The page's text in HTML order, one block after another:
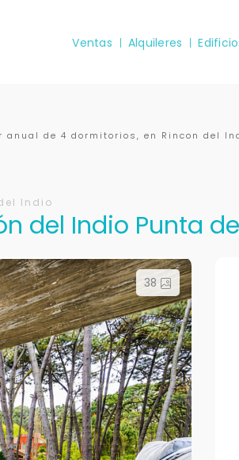
Ventas Alquileres
de 4 dormitorios, en Rincon del
Indio
del Indio Punta
38